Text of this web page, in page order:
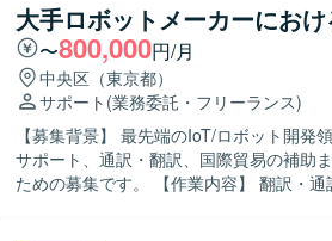
大手ロボットメーカーにお
〜800,000円/月
中央区（東京都）
サポート (業務委託・フリーランス)
【募集背景】 最先端のIoT/ロボット開
サポート、通訳・翻訳、国際貿易の補助
ための募集です。 【作業内容】 翻訳・通訳業務として、北米出張時の現地スタッフや顧客との